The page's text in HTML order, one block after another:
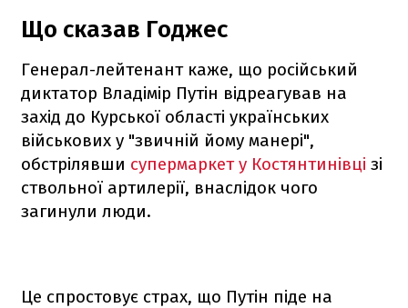
Що сказав Годжес
Генерал-лейтенант каже, що російський
диктатор Владімір Путін відреагував на
захід до Курської області українських
військових у "звичній йому манері",
обстрілявши супермаркет у Костянтинівці зі
ствольної артилерії, внаслідок чого
загинули люди.
Це спростовує страх, що Путін піде на